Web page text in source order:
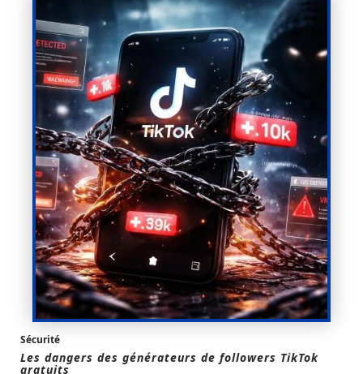
Sécurité
Les dangers des générateurs de followers TikTok
gratuits